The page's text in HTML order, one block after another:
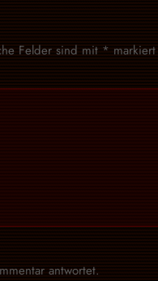
Felder sind mit * markiert
antwortet.